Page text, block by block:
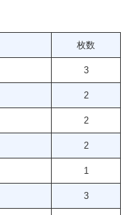
枚数
3
2
2
2
1
3